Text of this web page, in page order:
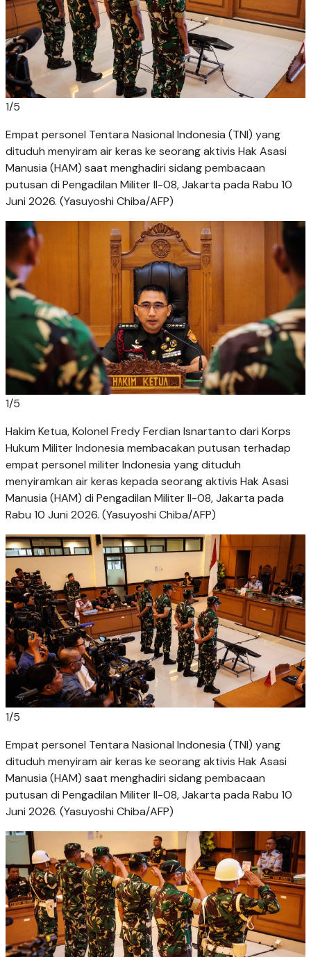
1/5
Empat personel Tentara Nasional Indonesia (TNI) yang
dituduh menyiram air keras ke seorang aktivis Hak Asasi
Manusia (HAM) saat menghadiri sidang pembacaan
putusan di Pengadilan Militer II-08, Jakarta pada Rabu 10
Juni 2026. (Yasuyoshi Chiba/AFP)
1/5
Hakim Ketua, Kolonel Fredy Ferdian Isnartanto dari Korps
Hukum Militer Indonesia membacakan putusan terhadap
empat personel militer Indonesia yang dituduh
menyiramkan air keras kepada seorang aktivis Hak Asasi
Manusia (HAM) di Pengadilan Militer II-08, Jakarta pada
Rabu 10 Juni 2026. (Yasuyoshi Chiba/AFP)
1/5
Empat personel Tentara Nasional Indonesia (TNI) yang
dituduh menyiram air keras ke seorang aktivis Hak Asasi
Manusia (HAM) saat menghadiri sidang pembacaan
putusan di Pengadilan Militer II-08, Jakarta pada Rabu 10
Juni 2026. (Yasuyoshi Chiba/AFP)